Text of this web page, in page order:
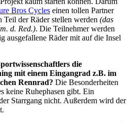
Bros Cycles einen tollen Partner
Teil der Räder stellen werden (das
d. Red.). Die Teilnehmer werden
ausgefallene Räder mit auf die Insel
die
mit einem Eingangrad z.B. im
Rennrad? Die Besonderheiten
keine Ruhephasen gibt. Ein
Starrgang nicht. Außerdem wird der